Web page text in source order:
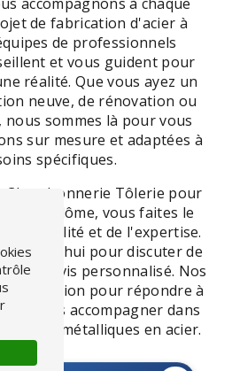
accompagnons à chaque
de fabrication d'acier à
de professionnels
et vous guident pour
réalité. Que vous ayez un
neuve, de rénovation ou
sommes là pour vous
sur mesure et adaptées à
spécifiques.
Chaudronnerie Tôlerie pour
à Vendôme, vous faites le
la fiabilité et de l'expertise.
aujourd'hui pour discuter de
un devis personnalisé. Nos
disposition pour répondre à
et vous accompagner dans
projets métalliques en acier.